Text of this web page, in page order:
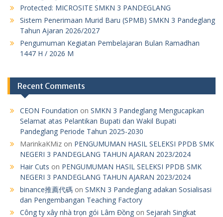
Protected: MICROSITE SMKN 3 PANDEGLANG
Sistem Penerimaan Murid Baru (SPMB) SMKN 3 Pandeglang
Tahun Ajaran 2026/2027
Pengumuman Kegiatan Pembelajaran Bulan Ramadhan
1447 H / 2026 M
Recent Comments
CEON Foundation on SMKN 3 Pandeglang Mengucapkan
Selamat atas Pelantikan Bupati dan Wakil Bupati
Pandeglang Periode Tahun 2025-2030
MarinkaKMiz on PENGUMUMAN HASIL SELEKSI PPDB SMK
NEGERI 3 PANDEGLANG TAHUN AJARAN 2023/2024
Hair Cuts on PENGUMUMAN HASIL SELEKSI PPDB SMK
NEGERI 3 PANDEGLANG TAHUN AJARAN 2023/2024
binance推薦代碼 on SMKN 3 Pandeglang adakan Sosialisasi
dan Pengembangan Teaching Factory
Công ty xây nhà trọn gói Lâm Đồng on Sejarah Singkat